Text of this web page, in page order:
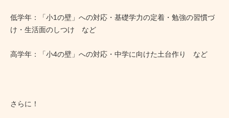
低学年：「小1の壁」への対応・基礎学力の定着・勉強の習慣づ
け・生活面のしつけ など
高学年：「小4の壁」への対応・中学に向けた土台作り など
さらに！